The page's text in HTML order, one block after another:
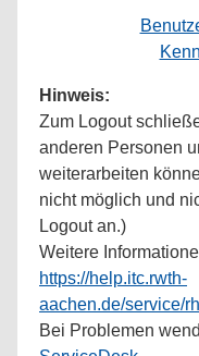
Hinweis:
Zum Logout
anderen Personen
weiterarbeiten
nicht möglich und
Logout an.)
Weitere
https://help.itc.rwth-
aachen.de/service/
Bei Problemen